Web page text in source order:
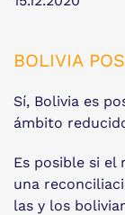
BOLIVIA
Sí, Bolivia es
ámbito
Es posible si el
una
las y los